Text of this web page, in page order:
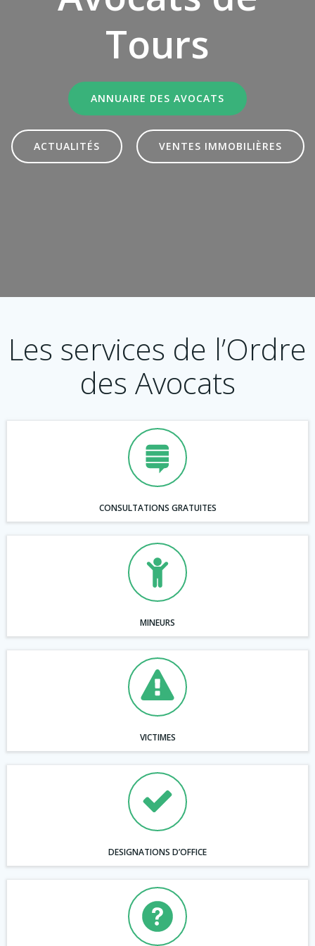
Tours
ANNUAIRE DES AVOCATS
ACTUALITÉS VENTES IMMOBILIÈRES
Les services de l’Ordre
des Avocats
CONSULTATIONS GRATUITES
MINEURS
VICTIMES
DESIGNATIONS D’OFFICE